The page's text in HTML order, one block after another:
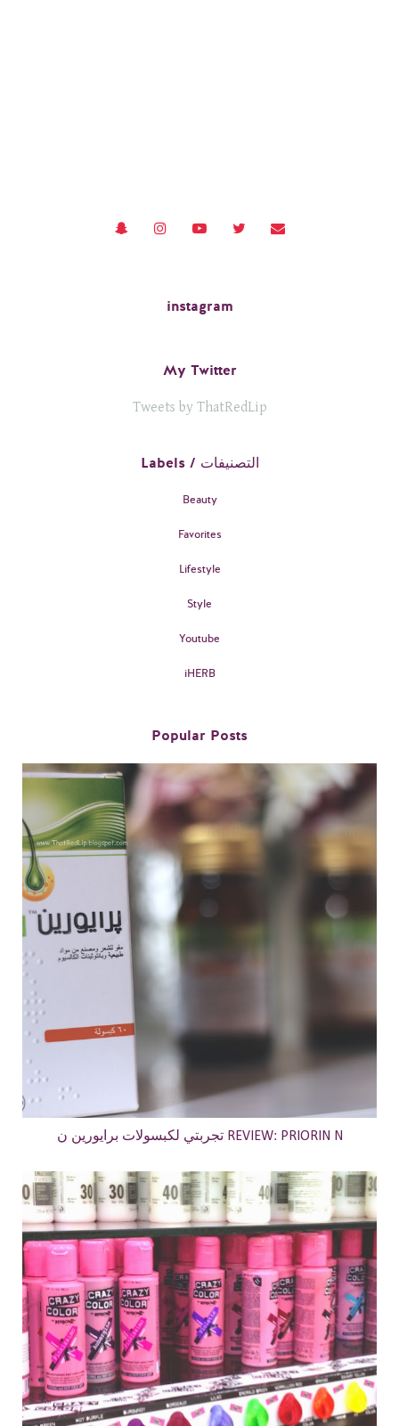
instagram
My Twitter
Tweets by ThatRedLip
Labels / التصنيفات
Beauty
Favorites
Lifestyle
Style
Youtube
iHERB
Popular Posts
تجربتي لكبسولات برايورين ن REVIEW: PRIORIN N